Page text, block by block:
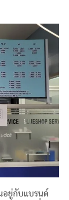
อยู่กับแบรนด์